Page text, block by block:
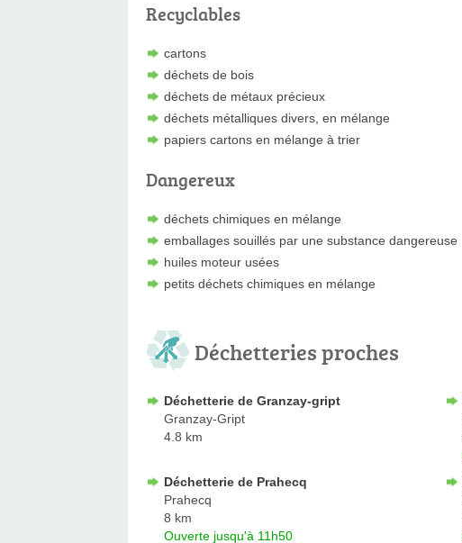
Recyclables
cartons
déchets de bois
déchets de métaux précieux
déchets métalliques divers, en mélange
papiers cartons en mélange à trier
Dangereux
déchets chimiques en mélange
emballages souillés par une substance dangereuse
huiles moteur usées
petits déchets chimiques en mélange
Déchetteries proches
Déchetterie de Granzay-gript
Granzay-Gript
4.8 km
Déchetterie de Prahecq
Prahecq
8 km
Ouverte jusqu'à 11h50